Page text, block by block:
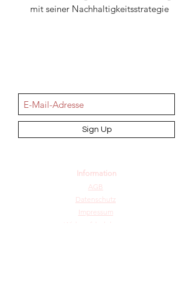
mit seiner Nachhaltigkeitsstrategie
Sign Up
Information
AGB
Datenschutz
Impressum
Widerrufsbelehrung